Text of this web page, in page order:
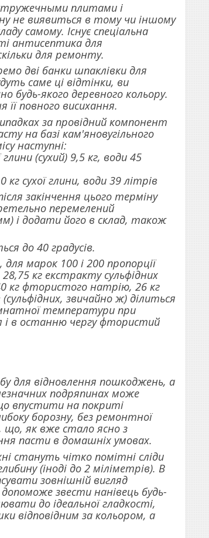
плитами і
не виявиться в тому чи іншому
самому. Існує спеціальна
антисептика для
для ремонту.
дві банки шпаклівки для
саме ці відтінки, ви
якого деревного кольору.
повного висихання.
за провідний компонент
на базі кам'яновугільного
наступні:
(сухий) 9,5 кг, води 45
сухої глини, води 39 літрів
закінчення цього терміну
перемелений
і додати його в склад, також
до 40 градусів.
марок 100 і 200 пропорції
кг екстракту сульфідних
кг фтористого натрію, 26 кг
звичайно ж) ділиться
температури при
і в останню чергу фтористий
для відновлення пошкоджень, а
подряпинах може
впустити на покриті
борозну, без ремонтної
що, як вже стало ясно з
пасти в домашніх умовах.
стануть чітко помітні сліди
(іноді до 2 міліметрів). В
зовнішній вигляд
звести нанівець будь-
до ідеальної гладкості,
відповідним за кольором, а